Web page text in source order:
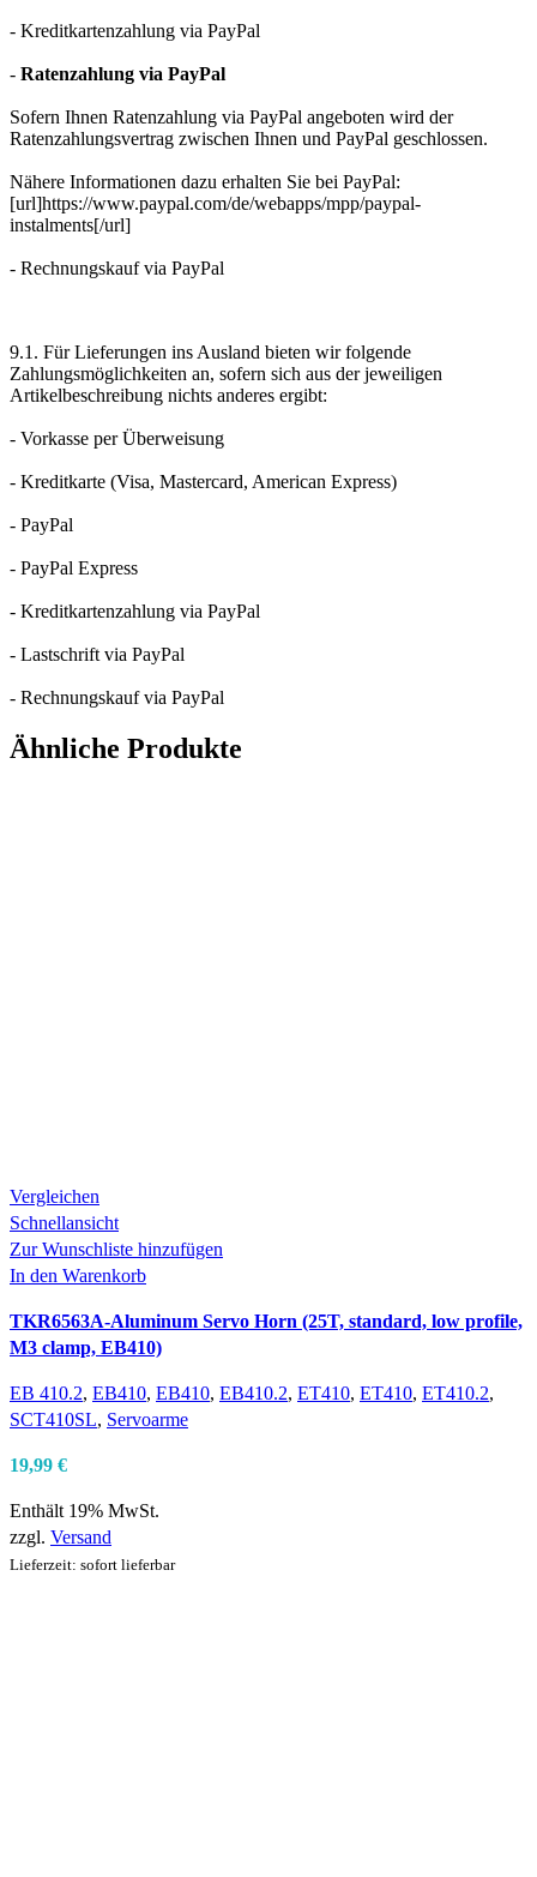
- Kreditkartenzahlung via PayPal
- Ratenzahlung via PayPal
Sofern Ihnen Ratenzahlung via PayPal angeboten wird der
Ratenzahlungsvertrag zwischen Ihnen und PayPal geschlossen.
Nähere Informationen dazu erhalten Sie bei PayPal:
[url]https://www.paypal.com/de/webapps/mpp/paypal-
instalments[/url]
- Rechnungskauf via PayPal
9.1. Für Lieferungen ins Ausland bieten wir folgende
Zahlungsmöglichkeiten an, sofern sich aus der jeweiligen
Artikelbeschreibung nichts anderes ergibt:
- Vorkasse per Überweisung
- Kreditkarte (Visa, Mastercard, American Express)
- PayPal
- PayPal Express
- Kreditkartenzahlung via PayPal
- Lastschrift via PayPal
- Rechnungskauf via PayPal
Ähnliche Produkte
Vergleichen
Schnellansicht
Zur Wunschliste hinzufügen
In den Warenkorb
TKR6563A-Aluminum Servo Horn (25T, standard, low profile,
M3 clamp, EB410)
EB 410.2, EB410, EB410, EB410.2, ET410, ET410, ET410.2,
SCT410SL, Servoarme
19,99 €
Enthält 19% MwSt.
zzgl. Versand
Lieferzeit: sofort lieferbar